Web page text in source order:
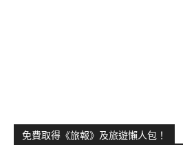
免費取得《旅報》及旅遊懶人包！